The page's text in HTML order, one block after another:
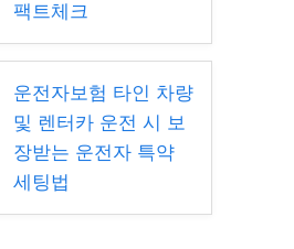
팩트체크
운전자보험 타인 차량
및 렌터카 운전 시 보
장받는 운전자 특약
세팅법